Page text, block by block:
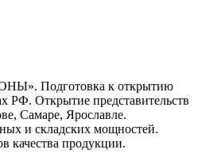
Подготовка к открытию
РФ. Открытие представительств
Самаре, Ярославле.
и складских мощностей.
качества продукции.